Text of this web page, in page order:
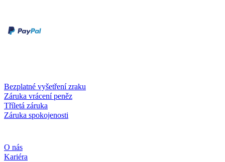
Bezplatné vyšetření zraku
Záruka vrácení peněz
Tříletá záruka
Záruka spokojenosti
O nás
Kariéra